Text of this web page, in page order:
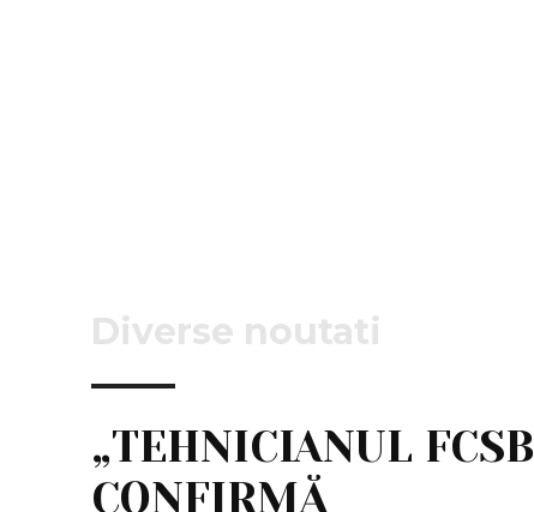
Diverse noutati
„TEHNICIANUL FCSB
CONFIRMĂ